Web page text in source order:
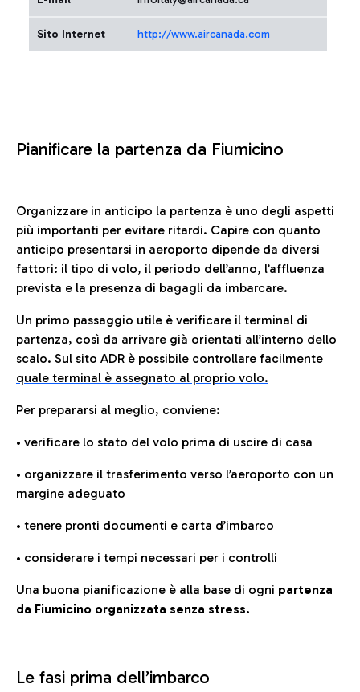
Sito Internet http://www.aircanada.com
Pianificare la partenza da Fiumicino
Organizzare in anticipo la partenza è uno degli aspetti
più importanti per evitare ritardi. Capire con quanto
anticipo presentarsi in aeroporto dipende da diversi
fattori: il tipo di volo, il periodo dell’anno, l’affluenza
prevista e la presenza di bagagli da imbarcare.
Un primo passaggio utile è verificare il terminal di
partenza, così da arrivare già orientati all’interno dello
scalo. Sul sito ADR è possibile controllare facilmente
quale terminal è assegnato al proprio volo.
Per prepararsi al meglio, conviene:
• verificare lo stato del volo prima di uscire di casa
• organizzare il trasferimento verso l’aeroporto con un
margine adeguato
• tenere pronti documenti e carta d’imbarco
• considerare i tempi necessari per i controlli
Una buona pianificazione è alla base di ogni partenza
da Fiumicino organizzata senza stress.
Le fasi prima dell’imbarco